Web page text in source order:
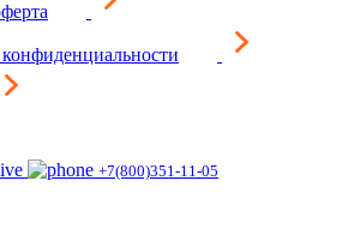
+7(800)351-11-05